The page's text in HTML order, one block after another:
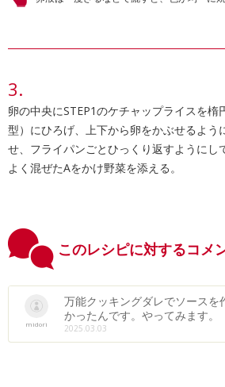
卵の中央にSTEP1のケチャップライスを楕
型）にひろげ、上下から卵をかぶせるよう
せ、フライパンごとひっくり返すようにし
よく混ぜたAをかけ野菜を添える。
このレシピに対するコメ
midori
万能クッキングダレでソースを
かったんです。やってみます。
2025.03.03